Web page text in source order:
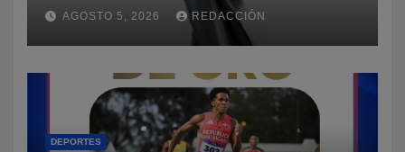
Premios Soberano 2027
AGOSTO 5, 2026 REDACCIÓN
DEPORTES